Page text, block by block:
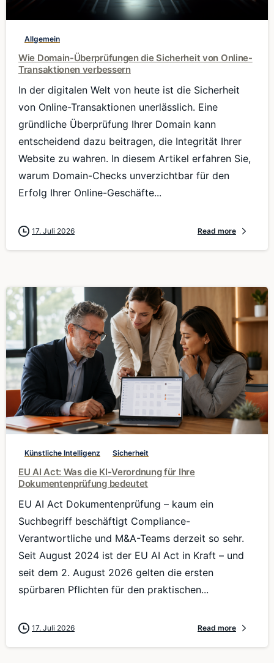
Allgemein
Wie Domain-Überprüfungen die Sicherheit von Online-
Transaktionen verbessern
In der digitalen Welt von heute ist die Sicherheit
von Online-Transaktionen unerlässlich. Eine
gründliche Überprüfung Ihrer Domain kann
entscheidend dazu beitragen, die Integrität Ihrer
Website zu wahren. In diesem Artikel erfahren Sie,
warum Domain-Checks unverzichtbar für den
Erfolg Ihrer Online-Geschäfte...
17. Juli 2026 Read more
0
Künstliche Intelligenz Sicherheit
EU AI Act: Was die KI-Verordnung für Ihre
Dokumentenprüfung bedeutet
EU AI Act Dokumentenprüfung – kaum ein
Suchbegriff beschäftigt Compliance-
Verantwortliche und M&A-Teams derzeit so sehr.
Seit August 2024 ist der EU AI Act in Kraft – und
seit dem 2. August 2026 gelten die ersten
spürbaren Pflichten für den praktischen...
17. Juli 2026 Read more